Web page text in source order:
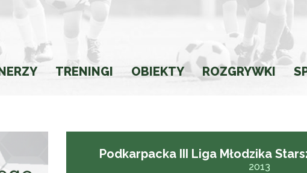
TRENINGI OBIEKTY ROZGRYWKI
Wyniki
Ligi
Podkarpacka III Liga Młodzika
2013